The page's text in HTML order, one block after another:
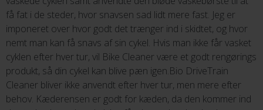
få fat i de steder, hvor snavsen sad lidt mere fast. Jeg er
imponeret over hvor godt det trænger ind i skidtet, og hvor
nemt man kan få snavs af sin cykel. Hvis man ikke får vasket
cyklen efter hver tur, vil Bike Cleaner være et godt rengørings
produkt, så din cykel kan blive pæn igen.Bio DriveTrain
Cleaner bliver ikke anvendt efter hver tur, men mere efter
behov. Kæderensen er godt for kæden, da den kommer ind